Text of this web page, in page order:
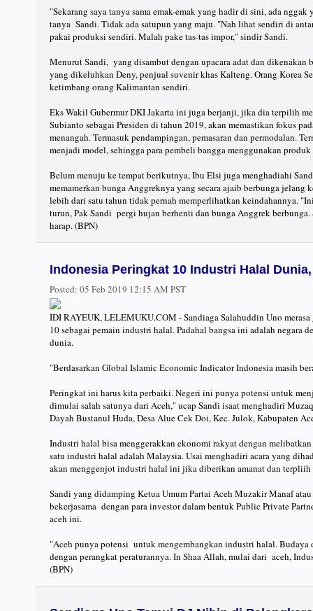
"Sekarang saya tanya sama emak-emak yang hadir di sini, ada
tanya Sandi. Tidak ada satupun yang maju. "Nah lihat sendiri di
pakai produksi sendiri. Malah pake tas-tas impor," sindir Sandi.
Menurut Sandi, yang disambut dengan upacara adat dan
yang dikeluhkan Deny, penjual suvenir khas Kalteng. Orang Korea
ketimbang orang Kalimantan sendiri.
Eks Wakil Gubermur DKI Jakarta ini juga berjanji, jika dia terpilih
Subianto sebagai Presiden di tahun 2019, akan memastikan fokus
menangah. Termasuk pendampingan, pemasaran dan permodalan.
menjadi model, sehingga para pembeli bangga menggunakan
Belum menuju ke tempat berikutnya, Ibu Elsi juga menghadiahi
memamerkan bunga Anggreknya yang secara ajaib berbunga jelang
lebih dari satu tahun tidak pernah memperlihatkan keindahannya.
turun, Pak Sandi pergi hujan berhenti dan bunga Anggrek
harap. (BPN)
Indonesia Peringkat 10 Industri Halal
Posted: 05 Feb 2019 12:15 AM PST
IDI RAYEUK, LELEMUKU.COM - Sandiaga Salahuddin Uno
10 sebagai pemain industri halal. Padahal bangsa ini adalah negara
dunia.
"Berdasarkan Global Islamic Economic Indicator Indonesia masih
Peringkat ini harus kita perbaiki. Negeri ini punya potensi untuk
dimulai salah satunya dari Aceh," ucap Sandi isaat menghadiri
Dayah Bustanul Huda, Desa Alue Cek Doi, Kec. Julok, Kabupaten
Industri halal bisa menggerakkan ekonomi rakyat dengan
satu industri halal adalah Malaysia. Usai menghadiri acara yang
akan menggenjot industri halal ini jika diberikan amanat dan terpliih
Sandi yang didamping Ketua Umum Partai Aceh Muzakir Manaf
bekerjasama dengan para investor dalam bentuk Public Private
aceh ini.
"Aceh punya potensi untuk mengembangkan industri halal. Budaya
dengan perangkat peraturannya. In Shaa Allah, mulai dari aceh,
(BPN)